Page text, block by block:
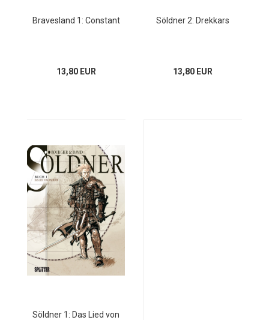
Bravesland 1: Constant
13,80 EUR
Söldner 2: Drekkars
13,80 EUR
Söldner 1: Das Lied von